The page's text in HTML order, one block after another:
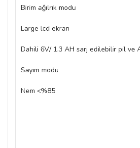
Birim ağılrık modu
Large lcd ekran
Dahili 6V/ 1.3 AH sarj edilebilir pil ve
Sayım modu
Nem <%85